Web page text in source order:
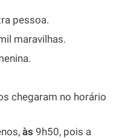
pessoa.
maravilhas.
chegaram no horário
às 9h50, pois a